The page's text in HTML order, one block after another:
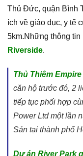
Thủ Đức, quận Bình
ích về giáo dục, y tế
5km.Những thông tin
Riverside.
Thủ Thiêm Empire
căn hộ trước đó, 2
tiếp tục phối hợp
Power Ltd một lần
Sản tại thành phố
Dự án River Park